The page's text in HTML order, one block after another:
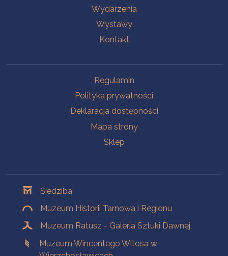
Wydarzenia
Wystawy
Kontakt
Regulamin
Polityka prywatności
Deklaracja dostępności
Mapa strony
Sklep
Siedziba
Muzeum Historii Tarnowa i Regionu
Muzeum Ratusz - Galeria Sztuki Dawnej
Muzeum Wincentego Witosa w